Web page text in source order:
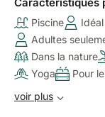
Piscine
Adultes
Dans la nature
Yoga
Pour
voir plus